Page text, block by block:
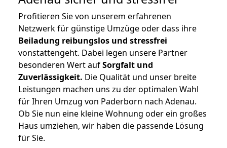
Profitieren Sie von unserem erfahrenen
Netzwerk für günstige Umzüge oder dass ihre
Beiladung reibungslos und stressfrei
vonstattengeht. Dabei legen unsere Partner
besonderen Wert aufSorgfalt und
Zuverlässigkeit. Die Qualität und unser breite
Leistungen machen uns zu der optimalen Wahl
für Ihren Umzug von Paderborn nach Adenau.
Ob Sie nun eine kleine Wohnung oder ein großes
Haus umziehen, wir haben die passende Lösung
für Sie.